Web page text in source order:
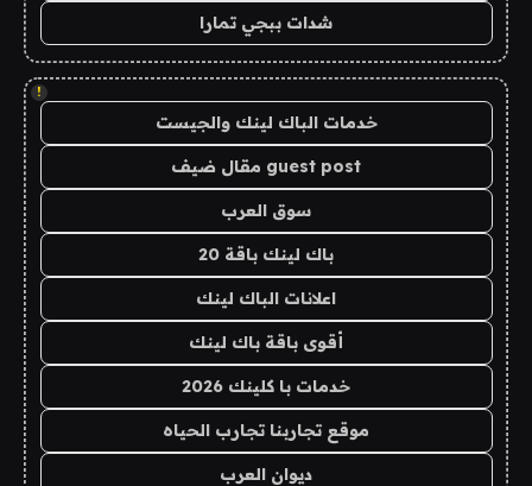
شدات ببجي تمارا
!
خدمات الباك لينك والجيست
guest post مقال ضيف
سوق العرب
باك لينك باقة 20
اعلانات الباك لينك
أقوى باقة باك لينك
خدمات با كلينك 2026
موقع تجاربنا تجارب الحياه
ديوان العرب